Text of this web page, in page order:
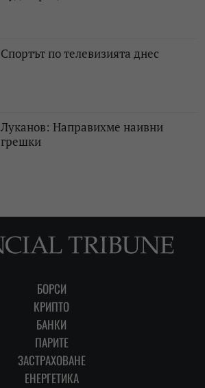
Спортът по телевизията днес
Луканов: Направихме наивни
грешки
БОРСИ
КРИПТО
БАНКИ
ПАРИТЕ
ЗАСТРАХОВАНЕ
ЕНЕРГЕТИКА